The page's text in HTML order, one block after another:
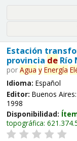
Estación
provincia deRío
por Agua y Energía
Idioma: Español
Editor: Buenos Aires:
1998
Disponibilidad:
topográfica: